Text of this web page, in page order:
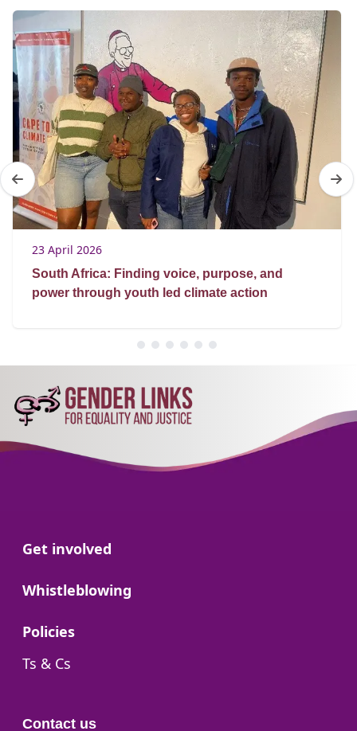
23 April 2026
South Africa: Finding voice, purpose, and
power through youth led climate action
Go to:
Get involved
Go to:
Whistleblowing
Go to:
Policies
Go to:
Ts & Cs
Contact us